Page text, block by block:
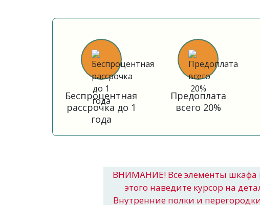
Беспроцентная
рассрочка до 1
года
Предоплата
всего 20%
ВНИМАНИЕ! Все элементы
этого наведите курсор на
Внутренние полки и